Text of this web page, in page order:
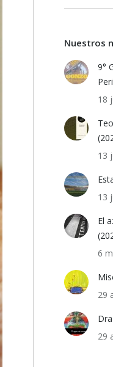
Nuestros
9°
18
13
13
El
6
29
29